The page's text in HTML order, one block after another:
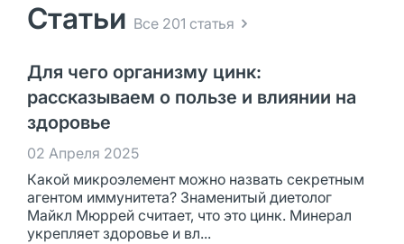
Статьи Все 201 статья
Для чего организму цинк:
рассказываем о пользе и влиянии на
здоровье
02 Апреля 2025
Какой микроэлемент можно назвать секретным
агентом иммунитета? Знаменитый диетолог
Майкл Мюррей считает, что это цинк. Минерал
укрепляет здоровье и вл...